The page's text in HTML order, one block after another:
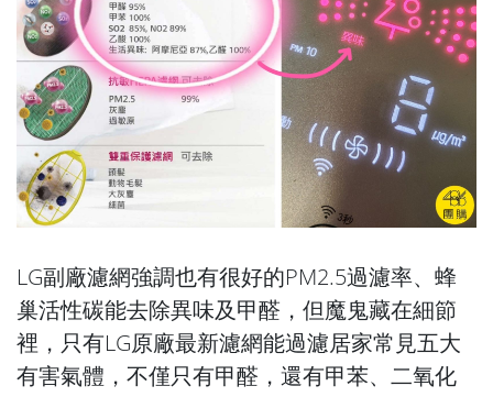
LG副廠濾網強調也有很好的PM2.5過濾率、蜂
巢活性碳能去除異味及甲醛，但魔鬼藏在細節
裡，只有LG原廠最新濾網能過濾居家常見五大
有害氣體，不僅只有甲醛，還有甲苯、二氧化